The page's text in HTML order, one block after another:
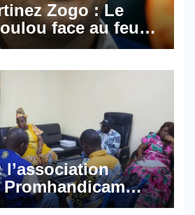
Zogo : Le
face au feu
de la
Promhandicam
d’une